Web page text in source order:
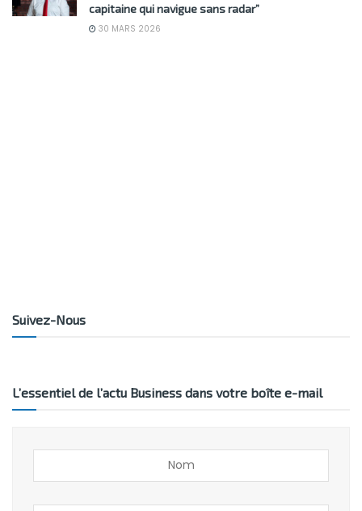
capitaine qui navigue sans radar”
30 MARS 2026
Suivez-Nous
L’essentiel de l’actu Business dans votre boîte e-mail